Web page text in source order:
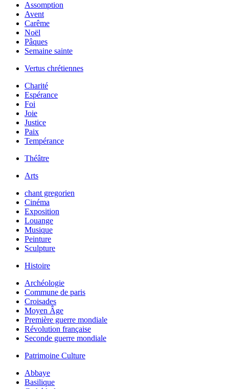
Assomption
Avent
Carême
Noël
Pâques
Semaine sainte
Vertus chrétiennes
Charité
Espérance
Foi
Joie
Justice
Paix
Tempérance
Théâtre
Arts
chant gregorien
Cinéma
Exposition
Louange
Musique
Peinture
Sculpture
Histoire
Archéologie
Commune de paris
Croisades
Moyen Âge
Première guerre mondiale
Révolution française
Seconde guerre mondiale
Patrimoine Culture
Abbaye
Basilique